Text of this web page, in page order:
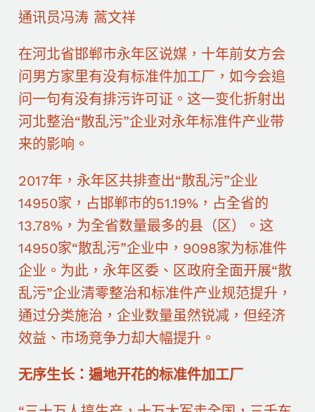
通讯员冯涛 蒿文祥
在河北省邯郸市永年区说媒，十年前女方会
问男方家里有没有标准件加工厂，如今会追
问一句有没有排污许可证。这一变化折射出
河北整治“散乱污”企业对永年标准件产业带
来的影响。
2017年，永年区共排查出“散乱污”企业
14950家，占邯郸市的51.19%，占全省的
13.78%，为全省数量最多的县（区）。这
14950家“散乱污”企业中，9098家为标准件
企业。为此，永年区委、区政府全面开展“散
乱污”企业清零整治和标准件产业规范提升，
通过分类施治，企业数量虽然锐减，但经济
效益、市场竞争力却大幅提升。
无序生长：遍地开花的标准件加工厂